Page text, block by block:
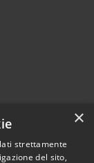
×
strettamente
del sito,